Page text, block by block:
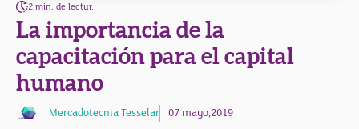
2 min. de lectur.
La importancia de la
capacitación para el capital
humano
Mercadotecnia Tesselar 07 mayo,2019